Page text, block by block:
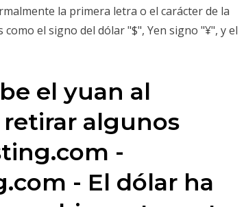
la primera letra o el carácter de la
el signo del dólar "$", Yen signo "¥", y el
el yuan al
algunos
-
- El dólar ha